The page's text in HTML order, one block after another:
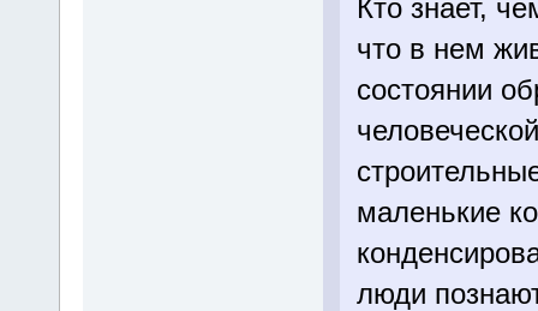
Кто знает,
что в нем
состоянии
маленькие
люди